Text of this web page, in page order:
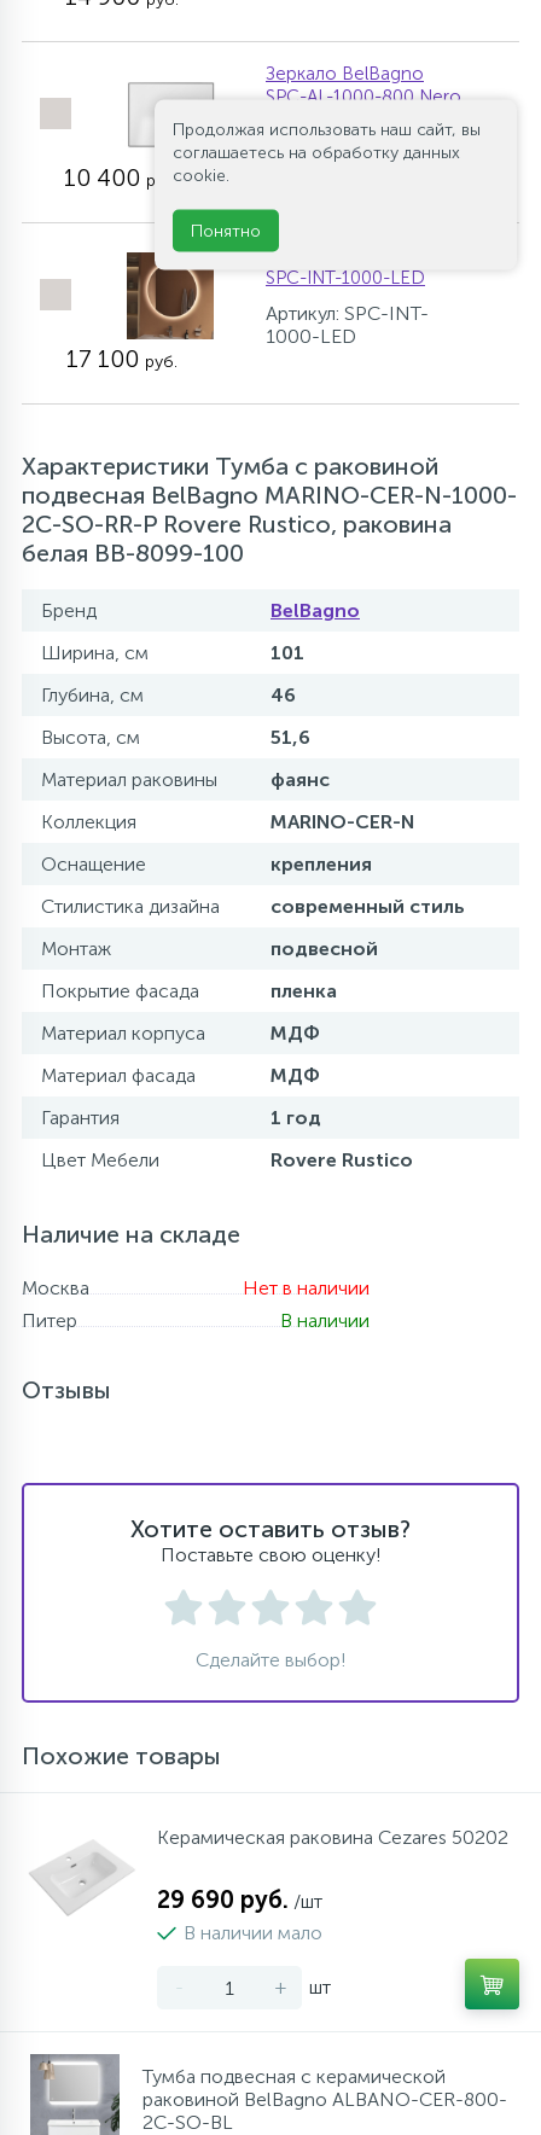
Зеркало BelBagno
SPC-AL-1000-800 Nero
Артикул: SPC-AL-
1000-800 Nero
10 400 руб.
Зеркало BelBagno
SPC-INT-1000-LED
Артикул: SPC-INT-
1000-LED
17 100 руб.
Характеристики Тумба с раковиной
подвесная BelBagno MARINO-CER-N-1000-
2C-SO-RR-P Rovere Rustico, раковина
белая BB-8099-100
Бренд
BelBagno
Ширина, см
101
Глубина, см
46
Высота, см
51,6
Материал раковины
фаянс
Коллекция
MARINO-CER-N
Оснащение
крепления
Стилистика дизайна
современный стиль
Монтаж
подвесной
Покрытие фасада
пленка
Материал корпуса
МДФ
Материал фасада
МДФ
Гарантия
1 год
Цвет Мебели
Rovere Rustico
Наличие на складе
Москва
Нет в наличии
Питер
В наличии
Отзывы
Хотите оставить отзыв?
Поставьте свою оценку!
Сделайте выбор!
Похожие товары
Керамическая раковина Cezares 50202
29 690 руб. /шт
В наличии мало
- + шт
Тумба подвесная с керамической
раковиной BelBagno ALBANO-CER-800-
2C-SO-BL
Продолжая использовать наш сайт, вы
соглашаетесь на обработку данных
cookie.
Понятно